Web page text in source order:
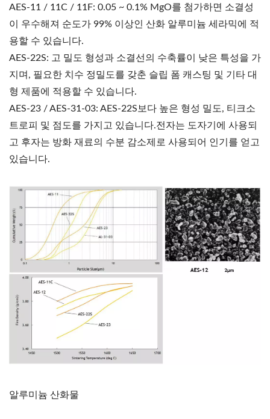
AES-11 / 11C / 11F: 0.05 ~ 0.1% MgO를 첨가하면 소결성
이 우수해져 순도가 99% 이상인 산화 알루미늄 세라믹에 적
용할 수 있습니다.
AES-22S: 고 밀도 형성과 소결선의 수축률이 낮은 특성을 가
지며, 필요한 치수 정밀도를 갖춘 슬립 폼 캐스팅 및 기타 대
형 제품에 적용할 수 있습니다.
AES-23 / AES-31-03: AES-22S보다 높은 형성 밀도, 티크소
트로피 및 점도를 가지고 있습니다.전자는 도자기에 사용되
고 후자는 방화 재료의 수분 감소제로 사용되어 인기를 얻고
있습니다.
알루미늄 산화물